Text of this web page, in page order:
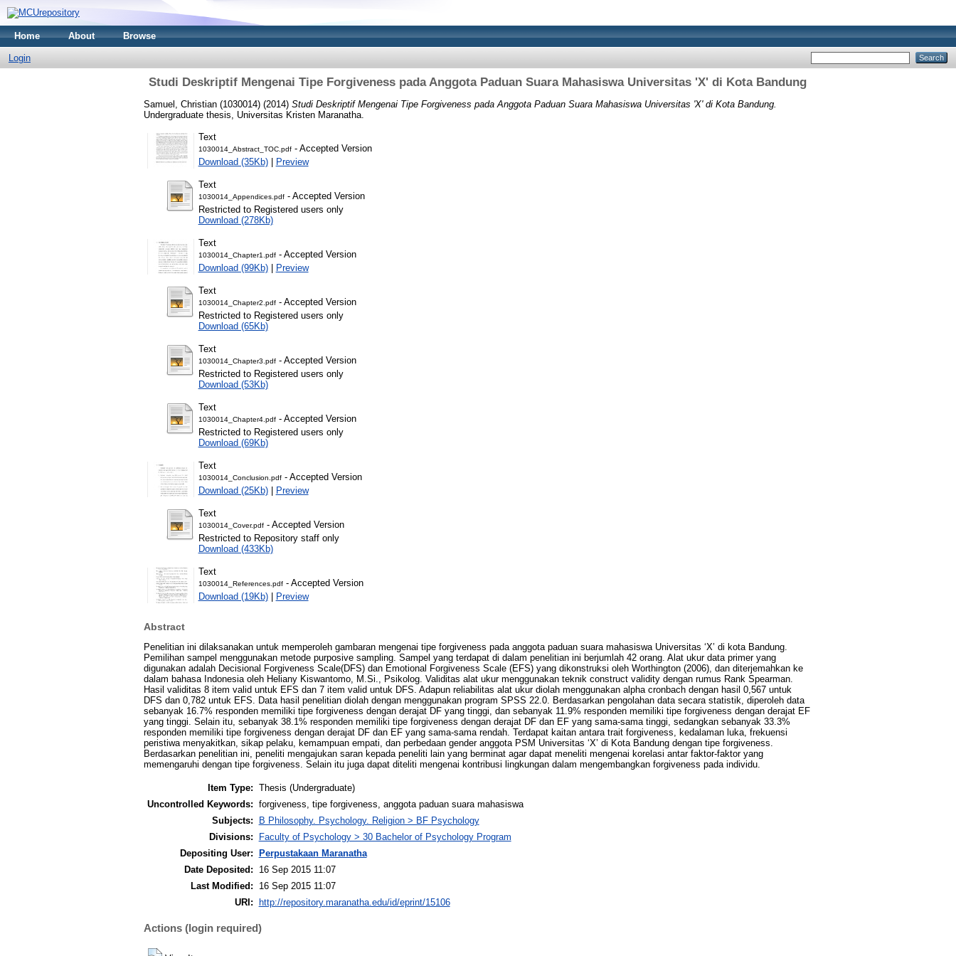
Home About Browse
Login
Studi Deskriptif Mengenai Tipe Forgiveness pada Anggota Paduan Suara Mahasiswa Universitas 'X' di Kota Bandung
Samuel, Christian (1030014)(2014) Studi Deskriptif Mengenai Tipe Forgiveness pada Anggota Paduan Suara Mahasiswa Universitas 'X' di Kota Bandung.
Undergraduate thesis, Universitas Kristen Maranatha.
Text
1030014_Abstract_TOC.pdf- Accepted Version
Download (35Kb)| Preview
Text
1030014_Appendices.pdf- Accepted Version
Restricted to Registered users only
Download (278Kb)
Text
1030014_Chapter1.pdf- Accepted Version
Download (99Kb)| Preview
Text
1030014_Chapter2.pdf- Accepted Version
Restricted to Registered users only
Download (65Kb)
Text
1030014_Chapter3.pdf- Accepted Version
Restricted to Registered users only
Download (53Kb)
Text
1030014_Chapter4.pdf- Accepted Version
Restricted to Registered users only
Download (69Kb)
Text
1030014_Conclusion.pdf- Accepted Version
Download (25Kb)| Preview
Text
1030014_Cover.pdf- Accepted Version
Restricted to Repository staff only
Download (433Kb)
Text
1030014_References.pdf- Accepted Version
Download (19Kb)| Preview
Abstract
Penelitian ini dilaksanakan untuk memperoleh gambaran mengenai tipe forgiveness pada anggota paduan suara mahasiswa Universitas ‘X’ di kota Bandung.
Pemilihan sampel menggunakan metode purposive sampling. Sampel yang terdapat di dalam penelitian ini berjumlah 42 orang. Alat ukur data primer yang
digunakan adalah Decisional Forgiveness Scale(DFS) dan Emotional Forgiveness Scale (EFS) yang dikonstruksi oleh Worthington (2006), dan diterjemahkan ke
dalam bahasa Indonesia oleh Heliany Kiswantomo, M.Si., Psikolog. Validitas alat ukur menggunakan teknik construct validity dengan rumus Rank Spearman.
Hasil validitas 8 item valid untuk EFS dan 7 item valid untuk DFS. Adapun reliabilitas alat ukur diolah menggunakan alpha cronbach dengan hasil 0,567 untuk
DFS dan 0,782 untuk EFS. Data hasil penelitian diolah dengan menggunakan program SPSS 22.0. Berdasarkan pengolahan data secara statistik, diperoleh data
sebanyak 16.7% responden memiliki tipe forgiveness dengan derajat DF yang tinggi, dan sebanyak 11.9% responden memiliki tipe forgiveness dengan derajat EF
yang tinggi. Selain itu, sebanyak 38.1% responden memiliki tipe forgiveness dengan derajat DF dan EF yang sama-sama tinggi, sedangkan sebanyak 33.3%
responden memiliki tipe forgiveness dengan derajat DF dan EF yang sama-sama rendah. Terdapat kaitan antara trait forgiveness, kedalaman luka, frekuensi
peristiwa menyakitkan, sikap pelaku, kemampuan empati, dan perbedaan gender anggota PSM Universitas ‘X’ di Kota Bandung dengan tipe forgiveness.
Berdasarkan penelitian ini, peneliti mengajukan saran kepada peneliti lain yang berminat agar dapat meneliti mengenai korelasi antar faktor-faktor yang
memengaruhi dengan tipe forgiveness. Selain itu juga dapat diteliti mengenai kontribusi lingkungan dalam mengembangkan forgiveness pada individu.
Item Type: Thesis (Undergraduate)
Uncontrolled Keywords: forgiveness, tipe forgiveness, anggota paduan suara mahasiswa
Subjects:
B Philosophy. Psychology. Religion > BF Psychology
Divisions:
Faculty of Psychology > 30 Bachelor of Psychology Program
Depositing User:
Perpustakaan Maranatha
Date Deposited:
16 Sep 2015 11:07
Last Modified:
16 Sep 2015 11:07
URI:
http://repository.maranatha.edu/id/eprint/15106
Actions (login required)